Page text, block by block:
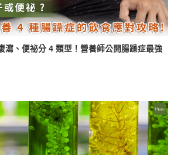
瀉、便祕分 4 類型！營養師公開腸躁症最強